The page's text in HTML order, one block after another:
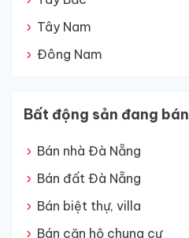
Tây Nam
Đông Nam
Bất động sản đang bán
Bán nhà Đà Nẵng
Bán đất Đà Nẵng
Bán biệt thự, villa
Bán căn hộ chung cư